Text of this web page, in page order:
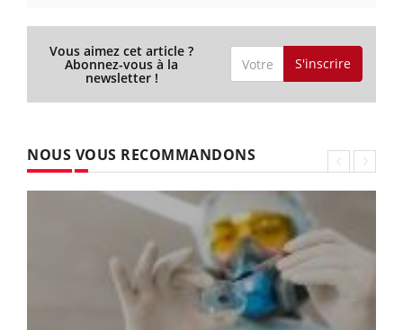
Vous aimez cet article ?
Abonnez-vous à la
newsletter !
S'inscrire
NOUS VOUS RECOMMANDONS